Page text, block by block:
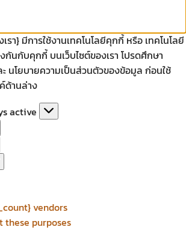
เรา} มีการใช้งานเทคโนโลยีคุกกี้ หรือ เทคโนโลยี
นกับคุกกี้ บนเว็บไซต์ของเรา โปรดศึกษา
นโยบายความเป็นส่วนตัวของข้อมูล ก่อนใช้
ด้านล่าง
active
vendors
these purposes